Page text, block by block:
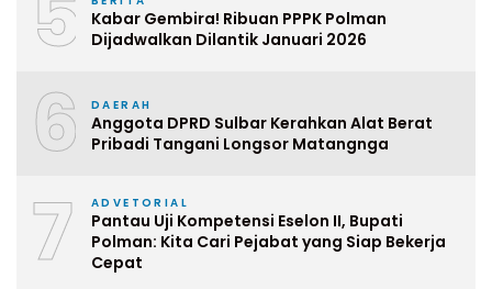
Kabar Gembira! Ribuan PPPK Polman
Dijadwalkan Dilantik Januari 2026
6 DAERAH
Anggota DPRD Sulbar Kerahkan Alat Berat
Pribadi Tangani Longsor Matangnga
7 ADVETORIAL
Pantau Uji Kompetensi Eselon II, Bupati
Polman: Kita Cari Pejabat yang Siap Bekerja
Cepat